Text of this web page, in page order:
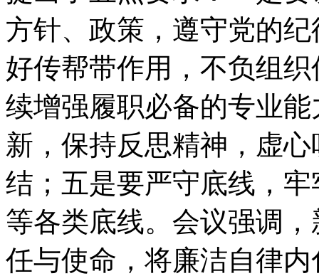
方针、政策，遵守党的
好传帮带作用，不负组
续增强履职必备的专业
新，保持反思精神，虚
结；五是要严守底线，
等各类底线。会议强调
任与使命，将廉洁自律